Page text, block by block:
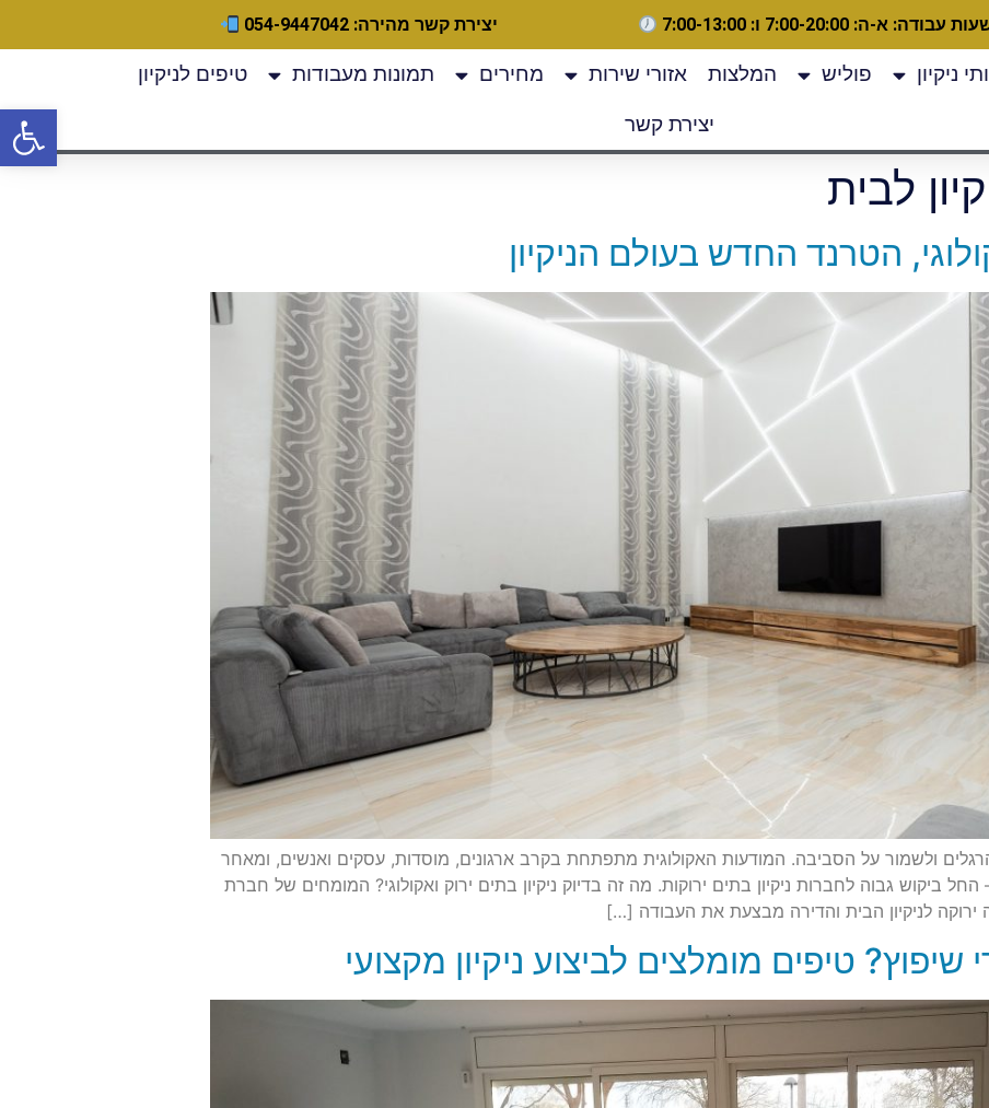
עבודה: א-ה: 7:00-20:00 ו: 7:00-13:00 יצירת קשר מהירה: 054-9447042
ניקיון פוליש המלצות אזורי שירות מחירים תמונות מעבודות טיפים לניקיון
יצירת קשר
לבית
הטרנד החדש בעולם הניקיון
הרגלים ולשמור על הסביבה. המודעות האקולוגית מתפתחת בקרב ארגונים, מוסדות, עסקים ואנשים, ומאחר
החל ביקוש גבוה לחברות ניקיון בתים ירוקות. מה זה בדיוק ניקיון בתים ירוק ואקולוגי? המומחים של חברת
לניקיון הבית והדירה מבצעת את העבודה […]
טיפים מומלצים לביצוע ניקיון מקצועי